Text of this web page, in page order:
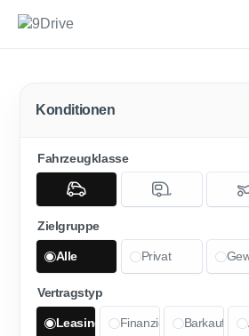
Konditionen
Fahrzeugklasse
Zielgruppe
Alle Privat
Vertragstyp
Leasing FinanzierungBarkauf